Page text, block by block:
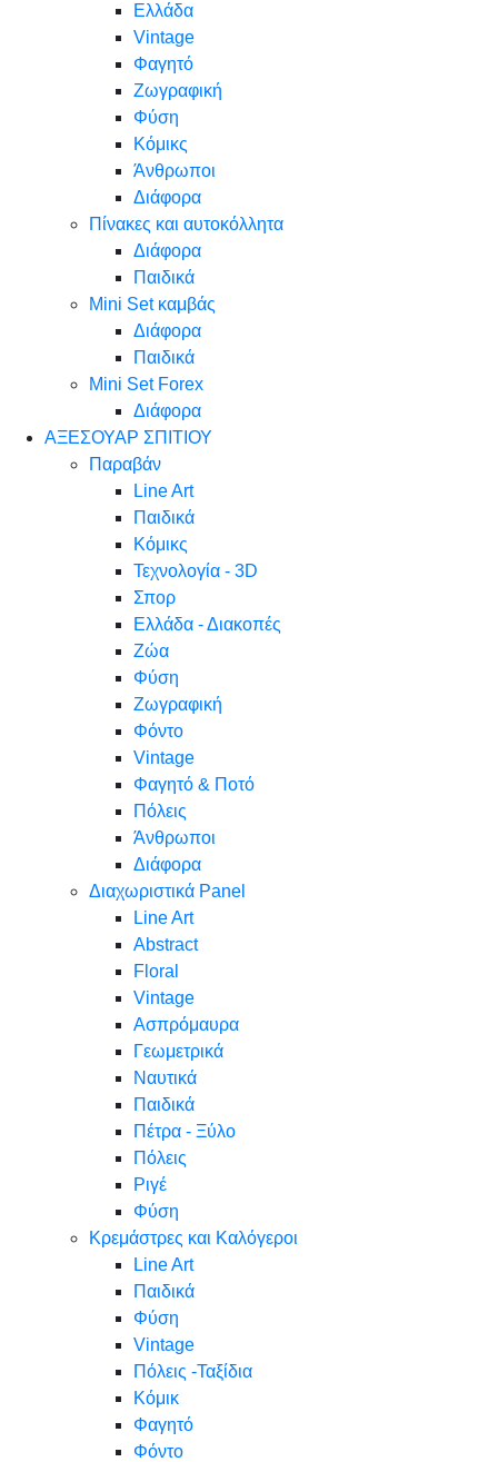
Ελλάδα
Vintage
Φαγητό
Ζωγραφική
Φύση
Κόμικς
Άνθρωποι
Διάφορα
Πίνακες και αυτοκόλλητα
Διάφορα
Παιδικά
Mini Set καμβάς
Διάφορα
Παιδικά
Mini Set Forex
Διάφορα
ΑΞΕΣΟΥΑΡ ΣΠΙΤΙΟΥ
Παραβάν
Line Art
Παιδικά
Κόμικς
Τεχνολογία - 3D
Σπορ
Ελλάδα - Διακοπές
Ζώα
Φύση
Ζωγραφική
Φόντο
Vintage
Φαγητό & Ποτό
Πόλεις
Άνθρωποι
Διάφορα
Διαχωριστικά Panel
Line Art
Abstract
Floral
Vintage
Ασπρόμαυρα
Γεωμετρικά
Ναυτικά
Παιδικά
Πέτρα - Ξύλο
Πόλεις
Ριγέ
Φύση
Κρεμάστρες και Καλόγεροι
Line Art
Παιδικά
Φύση
Vintage
Πόλεις -Ταξίδια
Κόμικ
Φαγητό
Φόντο